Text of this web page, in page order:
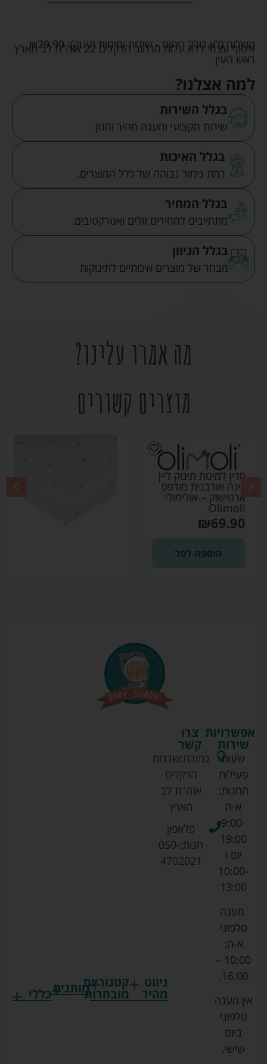
משלוח (לא כולל ריהוט - שידות ומיטות תינוק): ₪29.99
איסוף עצמי ללא עלות מרחוב הדקלים 22 אזה"ת לב הארץ
ראש העין
למה אצלנו?
בגלל השירות
שירות מקצועי ומענה מהיר והגון.
בגלל האיכות
רמת גימור גבוהה של כלל המוצרים.
בגלל המחיר
מתחייבים למחירים זולים ואטרקטיבים.
בגלל הגיוון
מבחר של מוצרים איכותיים לתינוקות
מה אמרו עלינו?
מוצרים קשורים
ניווט
מהיר
קטגוריות
מובחרותמותגים
גרקו
כללי
צרו
קשר
כתובת:שדרות
הדקלים
אזה''ת לב
הארץ
פלאפון
חנות:050-
4702021
אפשרויות
שירות
שעות
פעילות
החנות:
א-ה
9:00-
19:00
יום ו
10:00-
13:00
מענה
טלפוני
א-ה:
10:00 –
16:00.
אין מענה
טלפוני
ביום
שישי.